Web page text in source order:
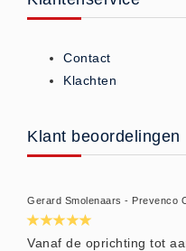
Brandmelders -
Brandvertragend (9)
Brandwondmaterialen -
Algemeen (9)
Corona maatregelen
Contact
Klachten
Klant beoordelingen
Gerard Smolenaars - Prevenco
Vanaf de oprichting tot